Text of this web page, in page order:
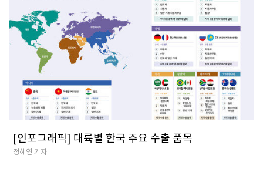
[인포그래픽] 대륙별 한국 주요 수출 품목
정혜연 기자